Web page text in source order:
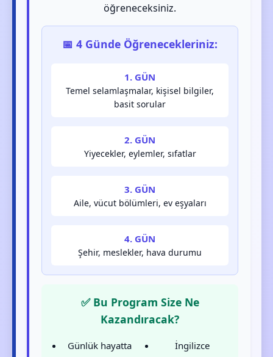
öğreneceksiniz.
📅 4 Günde Öğrenecekleriniz:
1. GÜN
Temel selamlaşmalar, kişisel bilgiler,
basit sorular
2. GÜN
Yiyecekler, eylemler, sıfatlar
3. GÜN
Aile, vücut bölümleri, ev eşyaları
4. GÜN
Şehir, meslekler, hava durumu
✅ Bu Program Size Ne
Kazandıracak?
Günlük hayatta
İngilizce